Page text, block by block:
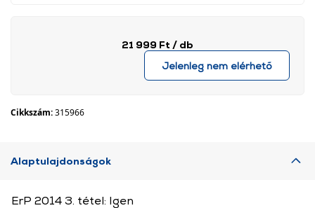
21 999 Ft / db
Jelenleg nem elérhető
Cikkszám:315966
Alaptulajdonságok
ErP 2014 3. tétel: Igen